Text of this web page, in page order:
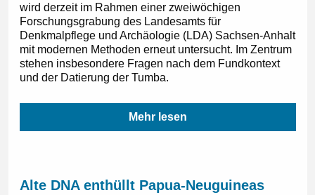
wird derzeit im Rahmen einer zweiwöchigen
Forschungsgrabung des Landesamts für
Denkmalpflege und Archäologie (LDA) Sachsen-Anhalt
mit modernen Methoden erneut untersucht. Im Zentrum
stehen insbesondere Fragen nach dem Fundkontext
und der Datierung der Tumba.
Mehr lesen
Alte DNA enthüllt Papua-Neuguineas